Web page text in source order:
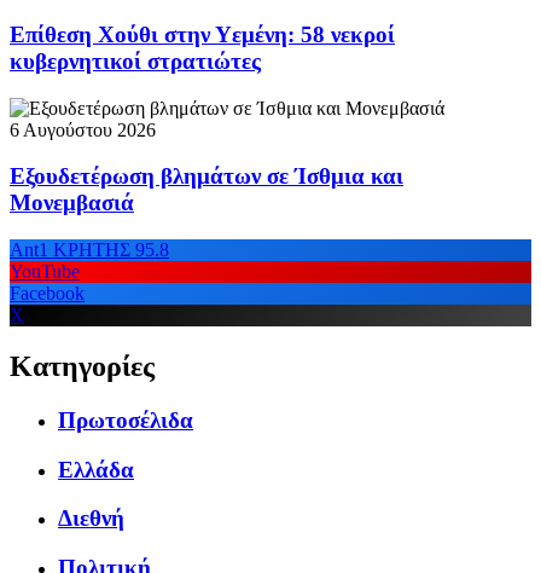
Επίθεση Χούθι στην Υεμένη: 58 νεκροί
κυβερνητικοί στρατιώτες
6 Αυγούστου 2026
Εξουδετέρωση βλημάτων σε Ίσθμια και
Μονεμβασιά
Ant1 ΚΡΗΤΗΣ 95.8
YouTube
Facebook
X
Κατηγορίες
Πρωτοσέλιδα
Ελλάδα
Διεθνή
Πολιτική